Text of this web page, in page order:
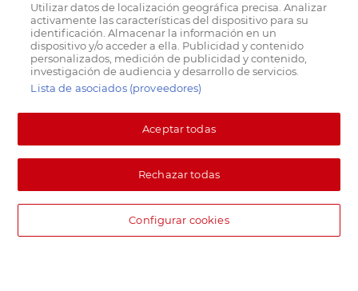
Utilizar datos de localización geográfica precisa. Analizar
activamente las características del dispositivo para su
identificación. Almacenar la información en un
dispositivo y/o acceder a ella. Publicidad y contenido
personalizados, medición de publicidad y contenido,
investigación de audiencia y desarrollo de servicios.
Lista de asociados (proveedores)
Aceptar todas
Rechazar todas
Configurar cookies